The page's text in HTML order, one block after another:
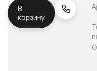
В
корзину